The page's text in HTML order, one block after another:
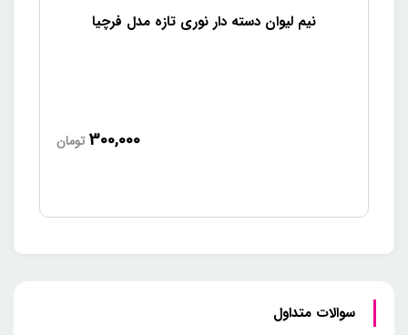
نیم لیوان دسته دار نوری تازه مدل فرچیا
300,000 تومان
سوالات متداول